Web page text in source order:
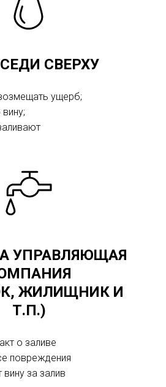
СВЕРХУ
ущерб;
УПРАВЛЯЮЩАЯ
ЖИЛИЩНИК И
Т.П.)
о заливе
повреждения
за залив